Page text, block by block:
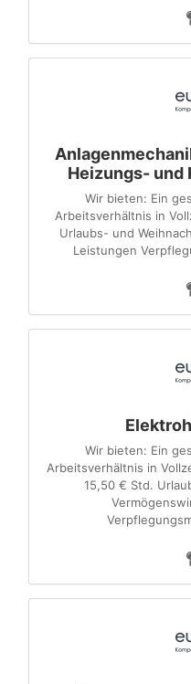
Heizungs- und
Wir bieten: Ein
Arbeitsverhältnis in
Urlaubs- und
Leistungen
Wir bieten: Ein
Arbeitsverhältnis in
15,50 € Std.